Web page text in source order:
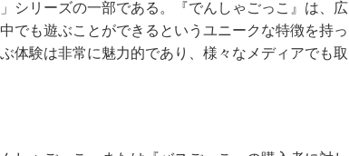
シリーズの一部である。『でんしゃごっこ』は、広
でも遊ぶことができるというユニークな特徴を持っ
体験は非常に魅力的であり、様々なメディアでも取